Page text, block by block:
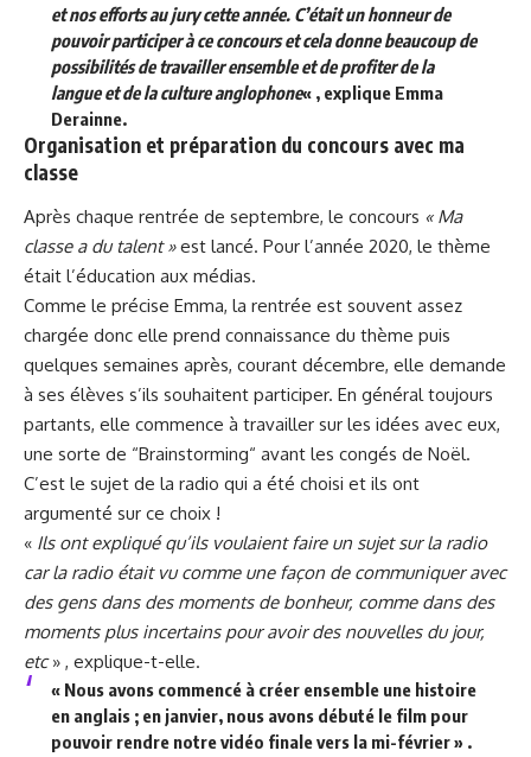
et nos efforts au jury cette année. C’était un honneur de
pouvoir participer à ce concours et cela donne beaucoup de
possibilités de travailler ensemble et de profiter de la
langue et de la culture anglophone« , explique Emma
Derainne.
Organisation et préparation du concours avec ma
classe
Après chaque rentrée de septembre, le concours « Ma
classe a du talent »est lancé. Pour l’année 2020, le thème
était l’éducation aux médias.
Comme le précise Emma, la rentrée est souvent assez
chargée donc elle prend connaissance du thème puis
quelques semaines après, courant décembre, elle demande
à ses élèves s’ils souhaitent participer. En général toujours
partants, elle commence à travailler sur les idées avec eux,
une sorte de “Brainstorming“ avant les congés de Noël.
C’est le sujet de la radio qui a été choisi et ils ont
argumenté sur ce choix !
« Ils ont expliqué qu’ils voulaient faire un sujet sur la radio
car la radio était vu comme une façon de communiquer avec
des gens dans des moments de bonheur, comme dans des
moments plus incertains pour avoir des nouvelles du jour,
etc» , explique-t-elle.
« Nous avons commencé à créer ensemble une histoire
en anglais ; en janvier, nous avons débuté le film pour
pouvoir rendre notre vidéo finale vers la mi-février » .